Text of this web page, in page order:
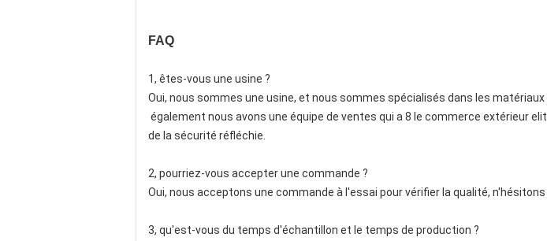
FAQ
1, êtes-vous une usine ?
Oui, nous sommes une usine, et nous sommes spécialisés dans les
également nous avons une équipe de ventes qui a 8 le commerce extérieur
de la sécurité réfléchie.
2, pourriez-vous accepter une commande ?
Oui, nous acceptons une commande à l'essai pour vérifier la qualité,
3, qu'est-vous du temps d'échantillon et le temps de production ?